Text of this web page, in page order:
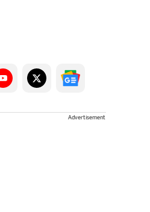
Advertisement